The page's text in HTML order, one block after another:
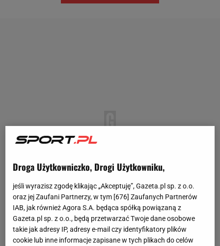
Droga Użytkowniczko, Drogi Użytkowniku,
jeśli wyrazisz zgodę klikając „Akceptuję”, Gazeta.pl sp. z o.o.
oraz jej Zaufani Partnerzy, w tym [676] Zaufanych Partnerów
IAB, jak również Agora S.A. będąca spółką powiązaną z
Gazeta.pl sp. z o.o., będą przetwarzać Twoje dane osobowe
takie jak adresy IP, adresy e-mail czy identyfikatory plików
cookie lub inne informacje zapisane w tych plikach do celów